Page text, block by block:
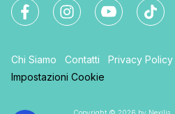
Chi Siamo Contatti Privacy Policy
Impostazioni Cookie